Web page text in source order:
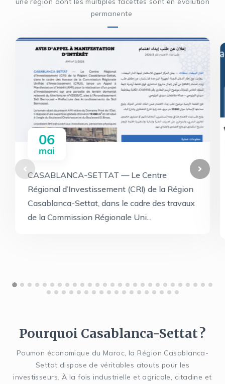
permanente
06
mai
CASABLANCA-SETTAT — Le Centre
Régional d’Investissement (CRI) de la Région
Casablanca-Settat, dans le cadre des travaux
de la Commission Régionale Uni...
Pourquoi Casablanca-Settat ?
Poumon économique du Maroc, la Région Casablanca-
Settat dispose de véritables atouts pour les
investisseurs. À la fois industrielle et agricole, citadine et